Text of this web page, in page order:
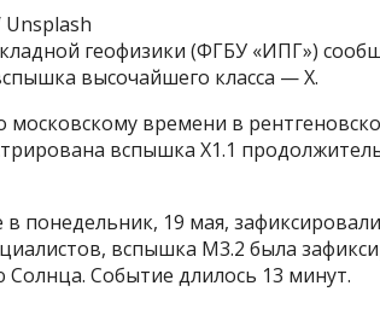
Unsplash
геофизики (ФГБУ «ИПГ»)
высочайшего класса — Х.
московскому времени в
вспышка X1.1
в понедельник, 19 мая,
вспышка M3.2 была
Событие длилось 13 минут.